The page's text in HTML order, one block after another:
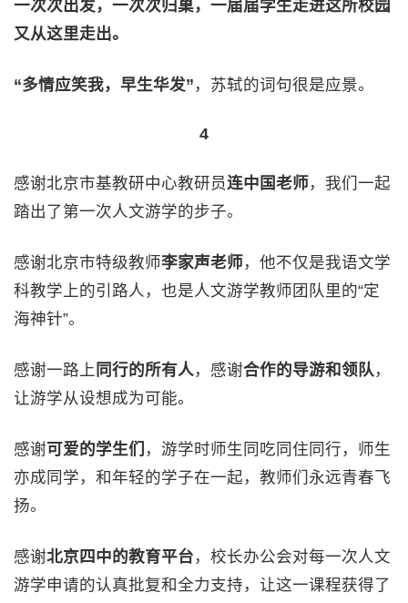
一次次出发，一次次归巢，一届届学生走进这所校园
又从这里走出。
“多情应笑我，早生华发” ，苏轼的词句很是应景。
4
感谢北京市基教研中心教研员连中国老师 ，我们一起
踏出了第一次人文游学的步子。
感谢北京市特级教师李家声老师 ，他不仅是我语文学
科教学上的引路人，也是人文游学教师团队里的“定
海神针”。
感谢一路上 同行的所有人，感谢合作的导游和领队，
让游学从设想成为可能。
感谢可爱的学生们 ，游学时师生同吃同住同行，师生
亦成同学，和年轻的学子在一起，教师们永远青春飞
扬。
感谢北京四中的教育平台 ，校长办公会对每一次人文
游学申请的认真批复和全力支持，让这一课程获得了